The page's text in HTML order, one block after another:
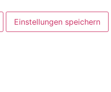
Einstellungen speichern